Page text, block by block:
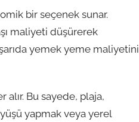
bir seçenek sunar.
maliyeti düşürerek
yemek yeme maliyetini
Bu sayede, plaja,
yapmak veya yerel